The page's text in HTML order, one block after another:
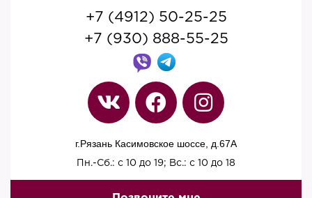
+7 (4912) 50-25-25
+7 (930) 888-55-25
г.Рязань Касимовское шоссе, д.67A
Пн.-Сб.: с 10 до 19; Вс.: с 10 до 18